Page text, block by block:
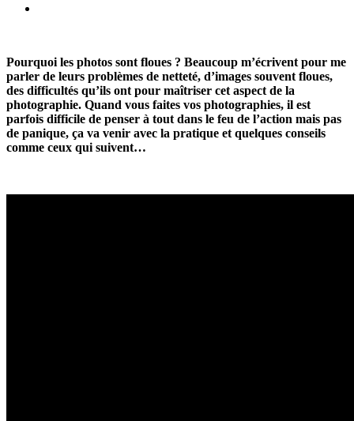
Pourquoi les photos sont floues ? Beaucoup m’écrivent pour me
parler de leurs problèmes de netteté, d’images souvent floues,
des difficultés qu’ils ont pour maîtriser cet aspect de la
photographie. Quand vous faites vos photographies, il est
parfois difficile de penser à tout dans le feu de l’action mais pas
de panique, ça va venir avec la pratique et quelques conseils
comme ceux qui suivent…